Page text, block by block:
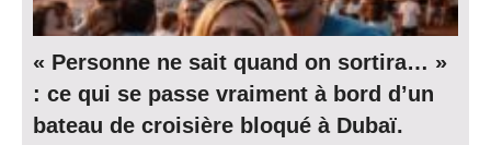
« Personne ne sait quand on sortira… »
: ce qui se passe vraiment à bord d’un
bateau de croisière bloqué à Dubaï.